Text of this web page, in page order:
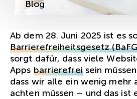
Blog
Ab dem 28. Juni 2025 ist es
Barrierefreiheitsgesetz
sorgt dafür, dass viele
Apps barrierefreisein
dass wir alle ein wenig mehr
achten müssen – und das ist